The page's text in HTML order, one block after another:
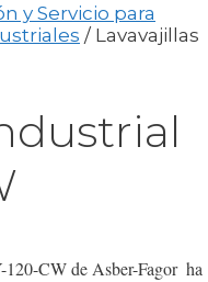
y Servicio para
/ Lavavajillas
CW de Asber-Fagor ha